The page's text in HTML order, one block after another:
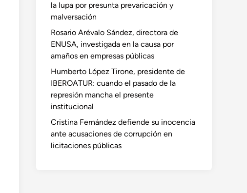
la lupa por presunta prevaricación y
malversación
Rosario Arévalo Sández, directora de
ENUSA, investigada en la causa por
amaños en empresas públicas
Humberto López Tirone, presidente de
IBEROATUR: cuando el pasado de la
represión mancha el presente
institucional
Cristina Fernández defiende su inocencia
ante acusaciones de corrupción en
licitaciones públicas